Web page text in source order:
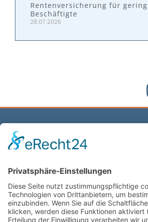
Rentenversicherung für
Beschäftigte
28.07.2026
Kontakt
KG
05223 160002
info@wp-steuerberatung.de